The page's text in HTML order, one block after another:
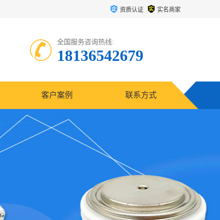
资质认证 实名商家
全国服务咨询热线:
18136542679
客户案例 联系方式